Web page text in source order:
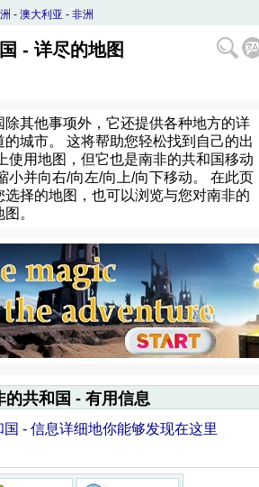
- 澳大利亚 - 非洲
- 详尽的地图
其他事项外，它还提供各种地方的详
城市。 这将帮助您轻松找到自己的出
使用地图，但它也是南非的共和国移动
小并向右/向左/向上/向下移动。 在此页
择的地图，也可以浏览与您对南非的
。
的共和国 - 有用信息
- 信息详细地你能够发现在这里